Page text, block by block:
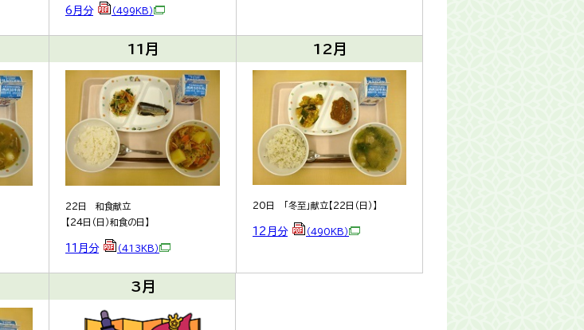
6月分 （499KB）
11月
22日 和食献立
【24日（日）和食の日】
11月分 （413KB）
12月
20日 「冬至」献立【22日（日）】
12月分 （490KB）
3月